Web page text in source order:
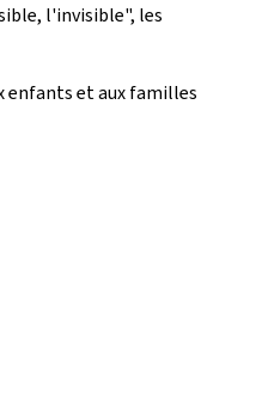
l'invisible", les
enfants et aux familles